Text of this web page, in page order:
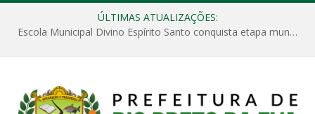
ÚLTIMAS ATUALIZAÇÕES:
Escola Municipal Divino Espírito Santo conquista etapa municipal da V Feira Amazonense de Matemática